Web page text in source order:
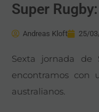
Super
Andreas Kloft 25/
Sexta jornada de
encontramos con
australianos.